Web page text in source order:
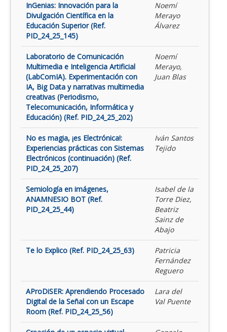
InGenias: Innovación para la
Divulgación Científica en la
Educación Superior (Ref.
PID_24_25_145)
Noemí
Merayo
Álvarez
Laboratorio de Comunicación
Multimedia e Inteligencia Artificial
(LabComIA). Experimentación con
IA, Big Data y narrativas multimedia
creativas (Periodismo,
Telecomunicación, Informática y
Educación) (Ref. PID_24_25_202)
Noemí
Merayo,
Juan Blas
No es magia, ¡es Electrónica!:
Experiencias prácticas con Sistemas
Electrónicos (continuación) (Ref.
PID_24_25_207)
Iván Santos
Tejido
Semiología en imágenes,
ANAMNESIO BOT (Ref.
PID_24_25_44)
Isabel de la
Torre Diez,
Beatriz
Sainz de
Abajo
Te lo Explico (Ref. PID_24_25_63)
Patricia
Fernández
Reguero
AProDiSER: Aprendiendo Procesado
Digital de la Señal con un Escape
Room (Ref. PID_24_25_56)
Lara del
Val Puente